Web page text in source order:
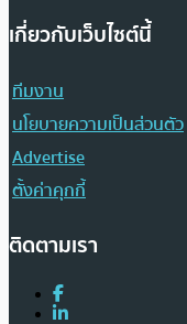
เกี่ยวกับเว็บไซต์นี้
ทีมงาน
นโยบายความเป็นส่วนตัว
Advertise
ตั้งค่าคุกกี้
ติดตามเรา